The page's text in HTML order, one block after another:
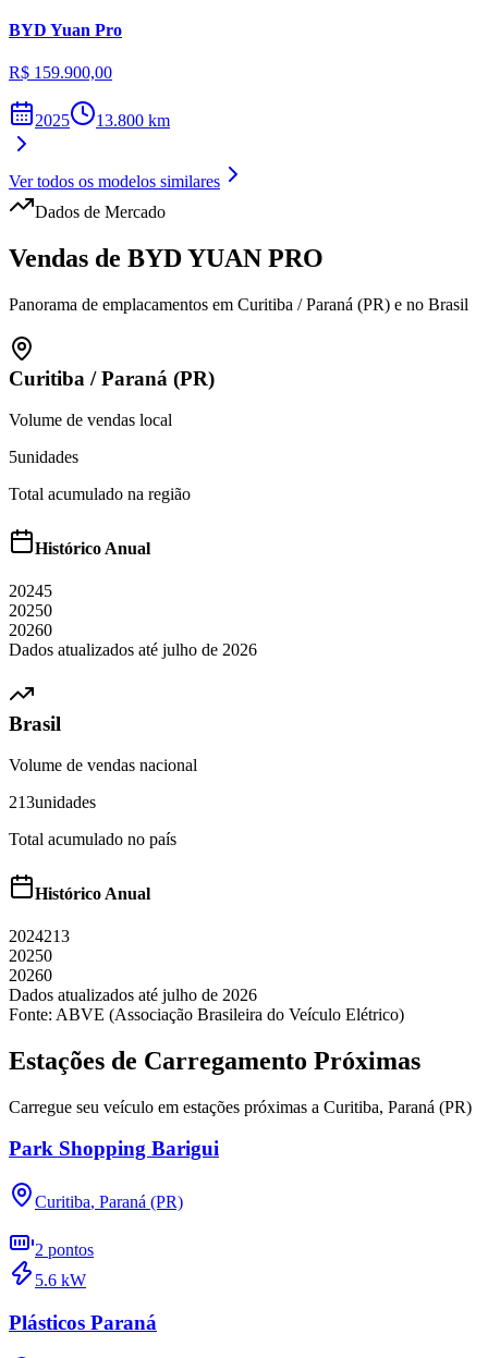
BYD Yuan Pro
R$ 159.900,00
2025 13.800 km
Ver todos os modelos similares
Dados de Mercado
Vendas de BYDYUAN PRO
Panorama de emplacamentos em Curitiba / Paraná (PR) e no Brasil
Curitiba /Paraná (PR)
Volume de vendas local
5unidades
Total acumulado na região
Histórico Anual
20245
20250
20260
Dados atualizados até julho de 2026
Brasil
Volume de vendas nacional
213unidades
Total acumulado no país
Histórico Anual
2024213
20250
20260
Dados atualizados até julho de 2026
Fonte: ABVE (Associação Brasileira do Veículo Elétrico)
Estações de Carregamento Próximas
Carregue seu veículo em estações próximas a Curitiba, Paraná (PR)
Park Shopping Barigui
Curitiba, Paraná (PR)
2 pontos
5.6 kW
Plásticos Paraná